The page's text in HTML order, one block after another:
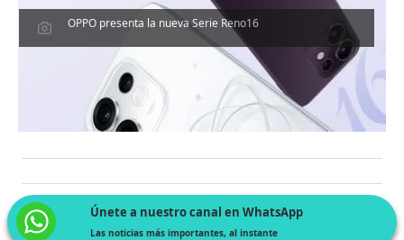
OPPO presenta la nueva Serie Reno16
Únete a nuestro canal en WhatsApp
Las noticias más importantes, al instante